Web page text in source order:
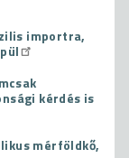
importra,
kérdés is
mérföldkő,